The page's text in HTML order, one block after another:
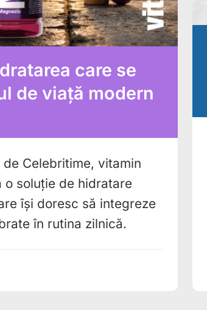
care se
de viață modern
Celebritime, vitamin
soluție de hidratare
își doresc să integreze
în rutina zilnică.